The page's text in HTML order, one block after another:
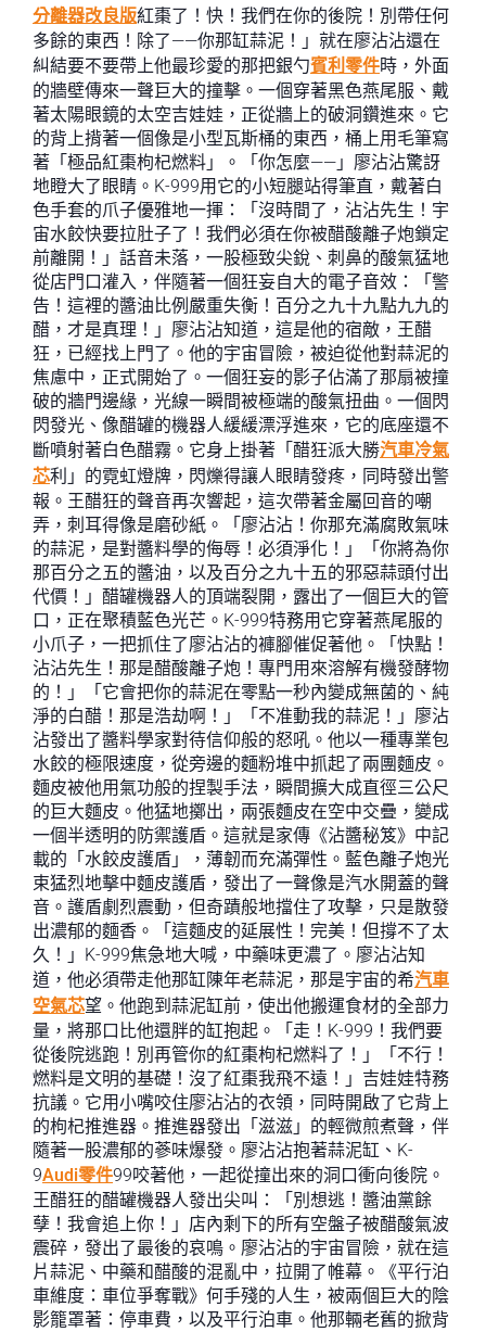
分離器改良版紅棗了！快！我們在你的後院！別帶任何
多餘的東西！除了——你那缸蒜泥！」就在廖沾沾還在
糾結要不要帶上他最珍愛的那把銀勺賓利零件時，外面
的牆壁傳來一聲巨大的撞擊。一個穿著黑色燕尾服、戴
著太陽眼鏡的太空吉娃娃，正從牆上的破洞鑽進來。它
的背上揹著一個像是小型瓦斯桶的東西，桶上用毛筆寫
著「極品紅棗枸杞燃料」。「你怎麼——」廖沾沾驚訝
地瞪大了眼睛。K-999用它的小短腿站得筆直，戴著白
色手套的爪子優雅地一揮：「沒時間了，沾沾先生！宇
宙水餃快要拉肚子了！我們必須在你被醋酸離子炮鎖定
前離開！」話音未落，一股極致尖銳、刺鼻的酸氣猛地
從店門口灌入，伴隨著一個狂妄自大的電子音效：「警
告！這裡的醬油比例嚴重失衡！百分之九十九點九九的
醋，才是真理！」廖沾沾知道，這是他的宿敵，王醋
狂，已經找上門了。他的宇宙冒險，被迫從他對蒜泥的
焦慮中，正式開始了。一個狂妄的影子佔滿了那扇被撞
破的牆門邊緣，光線一瞬間被極端的酸氣扭曲。一個閃
閃發光、像醋罐的機器人緩緩漂浮進來，它的底座還不
斷噴射著白色醋霧。它身上掛著「醋狂派大勝汽車冷氣
芯利」的霓虹燈牌，閃爍得讓人眼睛發疼，同時發出警
報。王醋狂的聲音再次響起，這次帶著金屬回音的嘲
弄，刺耳得像是磨砂紙。「廖沾沾！你那充滿腐敗氣味
的蒜泥，是對醬料學的侮辱！必須淨化！」「你將為你
那百分之五的醬油，以及百分之九十五的邪惡蒜頭付出
代價！」醋罐機器人的頂端裂開，露出了一個巨大的管
口，正在聚積藍色光芒。K-999特務用它穿著燕尾服的
小爪子，一把抓住了廖沾沾的褲腳催促著他。「快點！
沾沾先生！那是醋酸離子炮！專門用來溶解有機發酵物
的！」「它會把你的蒜泥在零點一秒內變成無菌的、純
淨的白醋！那是浩劫啊！」「不准動我的蒜泥！」廖沾
沾發出了醬料學家對待信仰般的怒吼。他以一種專業包
水餃的極限速度，從旁邊的麵粉堆中抓起了兩團麵皮。
麵皮被他用氣功般的捏製手法，瞬間擴大成直徑三公尺
的巨大麵皮。他猛地擲出，兩張麵皮在空中交疊，變成
一個半透明的防禦護盾。這就是家傳《沾醬秘笈》中記
載的「水餃皮護盾」，薄韌而充滿彈性。藍色離子炮光
束猛烈地擊中麵皮護盾，發出了一聲像是汽水開蓋的聲
音。護盾劇烈震動，但奇蹟般地擋住了攻擊，只是散發
出濃郁的麵香。「這麵皮的延展性！完美！但撐不了太
久！」K-999焦急地大喊，中藥味更濃了。廖沾沾知
道，他必須帶走他那缸陳年老蒜泥，那是宇宙的希汽車
空氣芯望。他跑到蒜泥缸前，使出他搬運食材的全部力
量，將那口比他還胖的缸抱起。「走！K-999！我們要
從後院逃跑！別再管你的紅棗枸杞燃料了！」「不行！
燃料是文明的基礎！沒了紅棗我飛不遠！」吉娃娃特務
抗議。它用小嘴咬住廖沾沾的衣領，同時開啟了它背上
的枸杞推進器。推進器發出「滋滋」的輕微煎煮聲，伴
隨著一股濃郁的蔘味爆發。廖沾沾抱著蒜泥缸、K-
9Audi零件99咬著他，一起從撞出來的洞口衝向後院。
王醋狂的醋罐機器人發出尖叫：「別想逃！醬油黨餘
孽！我會追上你！」店內剩下的所有空盤子被醋酸氣波
震碎，發出了最後的哀鳴。廖沾沾的宇宙冒險，就在這
片蒜泥、中藥和醋酸的混亂中，拉開了帷幕。《平行泊
車維度：車位爭奪戰》何手殘的人生，被兩個巨大的陰
影籠罩著：停車費，以及平行泊車。他那輛老舊的掀背